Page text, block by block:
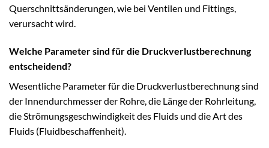
Querschnittsänderungen, wie bei Ventilen und Fittings,
verursacht wird.
Welche Parameter sind für die Druckverlustberechnung
entscheidend?
Wesentliche Parameter für die Druckverlustberechnung sind
der Innendurchmesser der Rohre, die Länge der Rohrleitung,
die Strömungsgeschwindigkeit des Fluids und die Art des
Fluids (Fluidbeschaffenheit).